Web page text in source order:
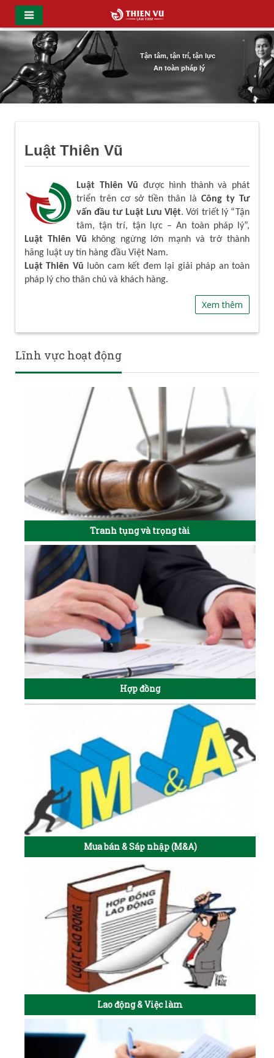
Tận tâm, tận trí, tận lực
An toàn pháp lý
Luật Thiên Vũ
Luật Thiên Vũ được hình thành và phát
triển trên cơ sở tiền thân là Công ty Tư
vấn đầu tư Luật Lưu Việt. Với triết lý “Tận
tâm, tận trí, tận lực – An toàn pháp lý”,
Luật Thiên Vũ không ngừng lớn mạnh và trở thành
hãng luật uy tín hàng đầu Việt Nam.
Luật Thiên Vũ luôn cam kết đem lại giải pháp an toàn
pháp lý cho thân chủ và khách hàng.
Xem thêm
Lĩnh vực hoạt động
Tranh tụng và trọng tài
Hợp đồng
Mua bán & Sáp nhập (M&A)
Lao động & Việc làm